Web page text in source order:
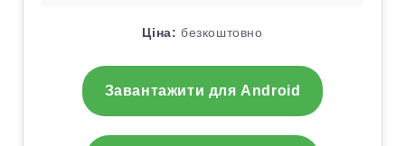
Ціна: безкоштовно
Завантажити для Android